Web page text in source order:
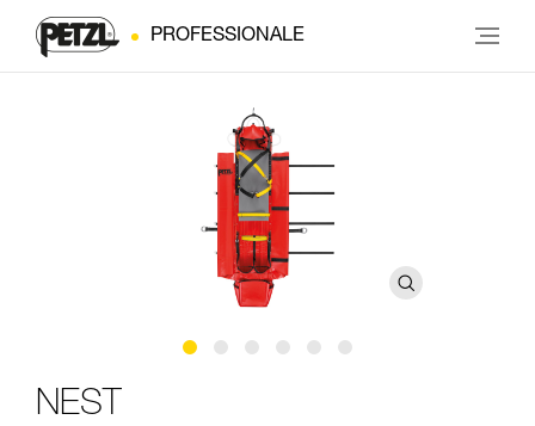
PROFESSIONALE
NEST